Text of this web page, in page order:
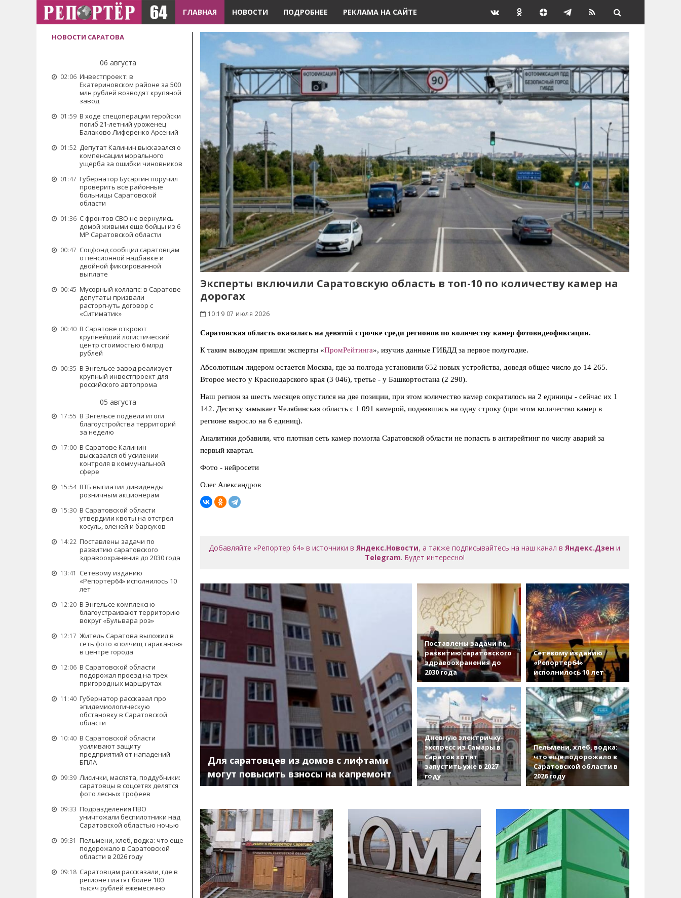
ГЛАВНАЯ НОВОСТИ ПОДРОБНЕЕ РЕКЛАМА НА САЙТЕ
НОВОСТИ САРАТОВА
06 августа
02:06 Инвестпроект: в
Екатериновском районе за 500
млн рублей возводят крупяной
завод
01:59 В ходе спецоперации геройски
погиб 21-летний уроженец
Балаково Лиференко Арсений
01:52 Депутат Калинин высказался о
компенсации морального
ущерба за ошибки чиновников
01:47 Губернатор Бусаргин поручил
проверить все районные
больницы Саратовской
области
01:36 С фронтов СВО не вернулись
домой живыми еще бойцы из 6
МР Саратовской области
00:47 Соцфонд сообщил саратовцам
о пенсионной надбавке и
двойной фиксированной
выплате
00:45 Мусорный коллапс: в Саратове
депутаты призвали
расторгнуть договор с
«Ситиматик»
00:40 В Саратове откроют
крупнейший логистический
центр стоимостью 6 млрд
рублей
00:35 В Энгельсе завод реализует
крупный инвестпроект для
российского автопрома
05 августа
17:55 В Энгельсе подвели итоги
благоустройства территорий
за неделю
17:00 В Саратове Калинин
высказался об усилении
контроля в коммунальной
сфере
15:54 ВТБ выплатил дивиденды
розничным акционерам
15:30 В Саратовской области
утвердили квоты на отстрел
косуль, оленей и барсуков
14:22 Поставлены задачи по
развитию саратовского
здравоохранения до 2030 года
13:41 Сетевому изданию
«Репортер64» исполнилось 10
лет
12:20 В Энгельсе комплексно
благоустраивают территорию
вокруг «Бульвара роз»
12:17 Житель Саратова выложил в
сеть фото «полчищ тараканов»
в центре города
12:06 В Саратовской области
подорожал проезд на трех
пригородных маршрутах
11:40 Губернатор рассказал про
эпидемиологическую
обстановку в Саратовской
области
10:40 В Саратовской области
усиливают защиту
предприятий от нападений
БПЛА
09:39 Лисички, маслята, поддубники:
саратовцы в соцсетях делятся
фото лесных трофеев
09:33 Подразделения ПВО
уничтожали беспилотники над
Саратовской областью ночью
09:31 Пельмени, хлеб, водка: что еще
подорожало в Саратовской
области в 2026 году
09:18 Саратовцам рассказали, где в
регионе платят более 100
тысяч рублей ежемесячно
Эксперты включили Саратовскую область в топ-10 по количеству камер на
дорогах
10:19 07 июля 2026
Саратовская область оказалась на девятой строчке среди регионов по количеству камер фотовидеофиксации.
К таким выводам пришли эксперты «ПромРейтинга», изучив данные ГИБДД за первое полугодие.
Абсолютным лидером остается Москва, где за полгода установили 652 новых устройства, доведя общее число до 14 265.
Второе место у Краснодарского края (3 046), третье - у Башкортостана (2 290).
Наш регион за шесть месяцев опустился на две позиции, при этом количество камер сократилось на 2 единицы - сейчас их 1
142. Десятку замыкает Челябинская область с 1 091 камерой, поднявшись на одну строку (при этом количество камер в
регионе выросло на 6 единиц).
Аналитики добавили, что плотная сеть камер помогла Саратовской области не попасть в антирейтинг по числу аварий за
первый квартал.
Фото - нейросети
Олег Александров
Добавляйте «Репортер 64» в источники вЯндекс.Новости, а также подписывайтесь на наш канал вЯндекс.Дзен и
Telegram. Будет интересно!
Для саратовцев из домов с лифтами
могут повысить взносы на капремонт
Поставлены задачи по
развитию саратовского
здравоохранения до
2030 года
Сетевому изданию
«Репортер64»
исполнилось 10 лет
Дневную электричку-
экспресс из Самары в
Саратов хотят
запустить уже в 2027
году
Пельмени, хлеб, водка:
что еще подорожало в
Саратовской области в
2026 году